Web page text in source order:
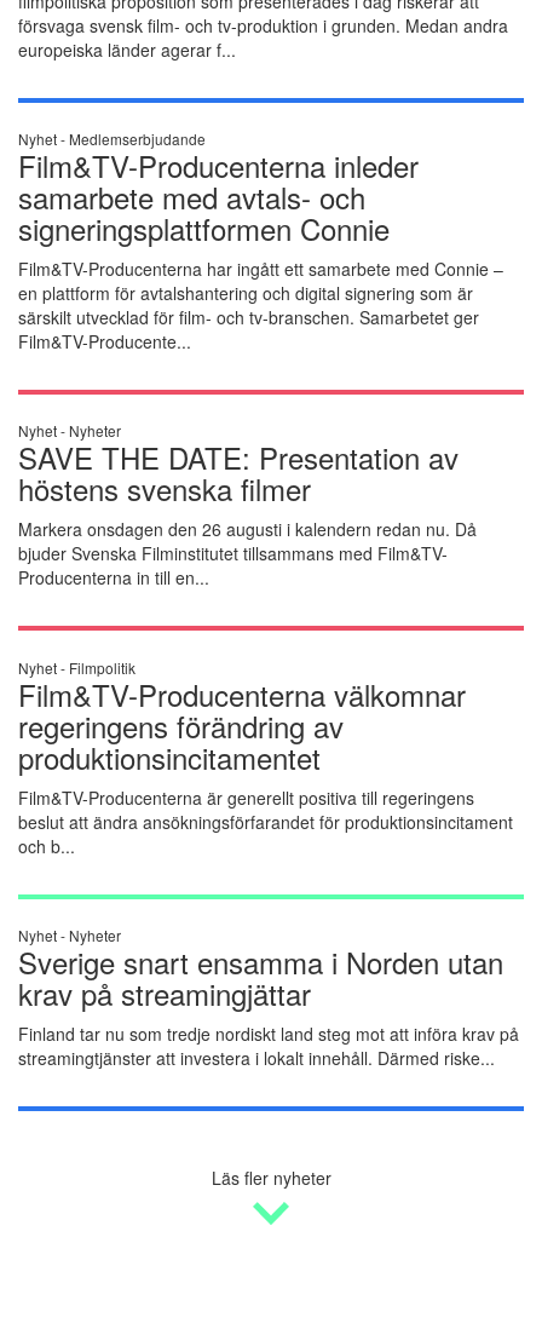
försvaga svensk film- och tv-produktion i grunden. Medan andra
europeiska länder agerar f...
Nyhet - Medlemserbjudande
Film&TV-Producenterna inleder
samarbete med avtals- och
signeringsplattformen Connie
Film&TV-Producenterna har ingått ett samarbete med Connie –
en plattform för avtalshantering och digital signering som är
särskilt utvecklad för film- och tv-branschen. Samarbetet ger
Film&TV-Producente...
Nyhet - Nyheter
SAVE THE DATE: Presentation av
höstens svenska filmer
Markera onsdagen den 26 augusti i kalendern redan nu. Då
bjuder Svenska Filminstitutet tillsammans med Film&TV-
Producenterna in till en...
Nyhet - Filmpolitik
Film&TV-Producenterna välkomnar
regeringens förändring av
produktionsincitamentet
Film&TV-Producenterna är generellt positiva till regeringens
beslut att ändra ansökningsförfarandet för produktionsincitament
och b...
Nyhet - Nyheter
Sverige snart ensamma i Norden utan
krav på streamingjättar
Finland tar nu som tredje nordiskt land steg mot att införa krav på
streamingtjänster att investera i lokalt innehåll. Därmed riske...
Läs fler nyheter